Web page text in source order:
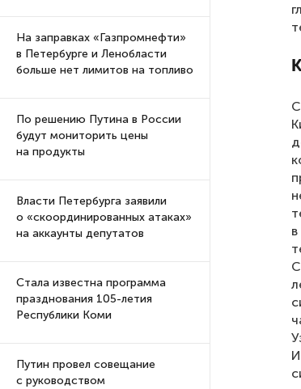
На заправках «Газпромнефти»
в Петербурге и Ленобласти
больше нет лимитов на топливо
По решению Путина в России
будут мониторить цены
на продукты
Власти Петербурга заявили
о «скоординированных атаках»
на аккаунты депутатов
Стала известна программа
празднования 105-летия
Республики Коми
Путин провел совещание
с руководством